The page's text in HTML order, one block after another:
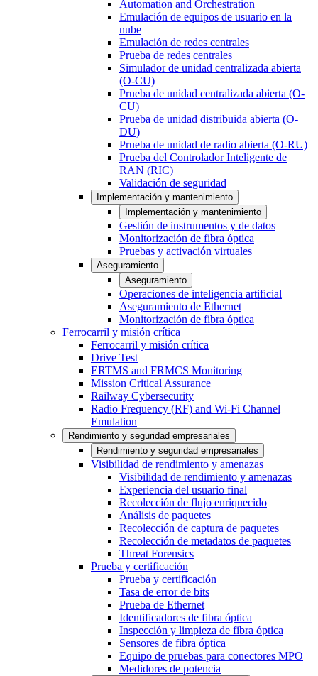
Automation and Orchestration
Emulación de equipos de usuario en la
nube
Emulación de redes centrales
Prueba de redes centrales
Simulador de unidad centralizada abierta
(O-CU)
Prueba de unidad centralizada abierta (O-
CU)
Prueba de unidad distribuida abierta (O-
DU)
Prueba de unidad de radio abierta (O-RU)
Prueba del Controlador Inteligente de
RAN (RIC)
Validación de seguridad
Implementación y mantenimiento
Implementación y mantenimiento
Gestión de instrumentos y de datos
Monitorización de fibra óptica
Pruebas y activación virtuales
Aseguramiento
Aseguramiento
Operaciones de inteligencia artificial
Aseguramiento de Ethernet
Monitorización de fibra óptica
Ferrocarril y misión crítica
Ferrocarril y misión crítica
Drive Test
ERTMS and FRMCS Monitoring
Mission Critical Assurance
Railway Cybersecurity
Radio Frequency (RF) and Wi-Fi Channel
Emulation
Rendimiento y seguridad empresariales
Rendimiento y seguridad empresariales
Visibilidad de rendimiento y amenazas
Visibilidad de rendimiento y amenazas
Experiencia del usuario final
Recolección de flujo enriquecido
Análisis de paquetes
Recolección de captura de paquetes
Recolección de metadatos de paquetes
Threat Forensics
Prueba y certificación
Prueba y certificación
Tasa de error de bits
Prueba de Ethernet
Identificadores de fibra óptica
Inspección y limpieza de fibra óptica
Sensores de fibra óptica
Equipo de pruebas para conectores MPO
Medidores de potencia